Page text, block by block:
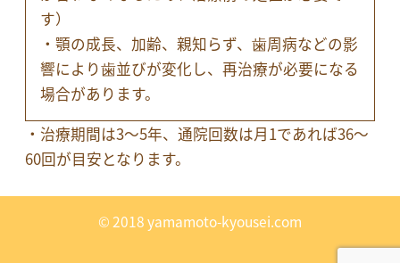
す）
・顎の成長、加齢、親知らず、歯周病などの影
響により歯並びが変化し、再治療が必要になる
場合があります。
・治療期間は3～5年、通院回数は月1であれば36～
60回が目安となります。
© 2018 yamamoto-kyousei.com